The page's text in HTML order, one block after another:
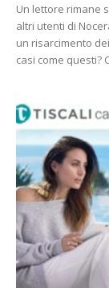
Un lettore rimane
altri utenti di
un risarcimento
casi come questi?